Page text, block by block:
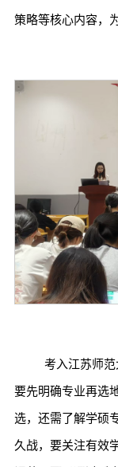
策略等核心内容，
考入江苏师
要先明确专业再选
选，还需了解学硕
久战，要关注有效